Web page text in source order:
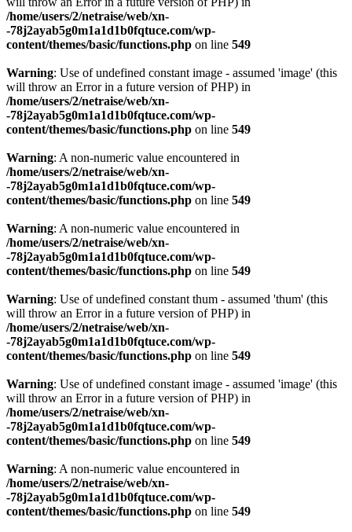
/home/users/2/netraise/web/xn-
-78j2ayab5g0m1a1d1b0fqtuce.com/wp-
content/themes/basic/functions.php on line 549
Warning: Use of undefined constant image - assumed 'image' (this
will throw an Error in a future version of PHP) in
/home/users/2/netraise/web/xn-
-78j2ayab5g0m1a1d1b0fqtuce.com/wp-
content/themes/basic/functions.php on line 549
Warning: A non-numeric value encountered in
/home/users/2/netraise/web/xn-
-78j2ayab5g0m1a1d1b0fqtuce.com/wp-
content/themes/basic/functions.php on line 549
Warning: A non-numeric value encountered in
/home/users/2/netraise/web/xn-
-78j2ayab5g0m1a1d1b0fqtuce.com/wp-
content/themes/basic/functions.php on line 549
Warning: Use of undefined constant thum - assumed 'thum' (this
will throw an Error in a future version of PHP) in
/home/users/2/netraise/web/xn-
-78j2ayab5g0m1a1d1b0fqtuce.com/wp-
content/themes/basic/functions.php on line 549
Warning: Use of undefined constant image - assumed 'image' (this
will throw an Error in a future version of PHP) in
/home/users/2/netraise/web/xn-
-78j2ayab5g0m1a1d1b0fqtuce.com/wp-
content/themes/basic/functions.php on line 549
Warning: A non-numeric value encountered in
/home/users/2/netraise/web/xn-
-78j2ayab5g0m1a1d1b0fqtuce.com/wp-
content/themes/basic/functions.php on line 549